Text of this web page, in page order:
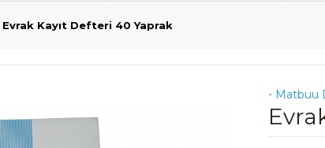
Evrak Kayıt Defteri 40 Yaprak
- Matbuu